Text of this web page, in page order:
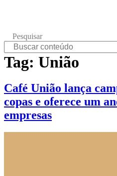
Pesquisar
Tag: União
Café União lança
copas e oferece um
empresas